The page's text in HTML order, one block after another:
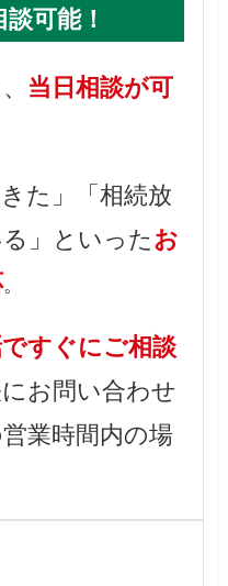
可能！
当日相談が可
た」「相続放
」といった お
。
すぐにご相談
お問い合わせ
業時間内の場